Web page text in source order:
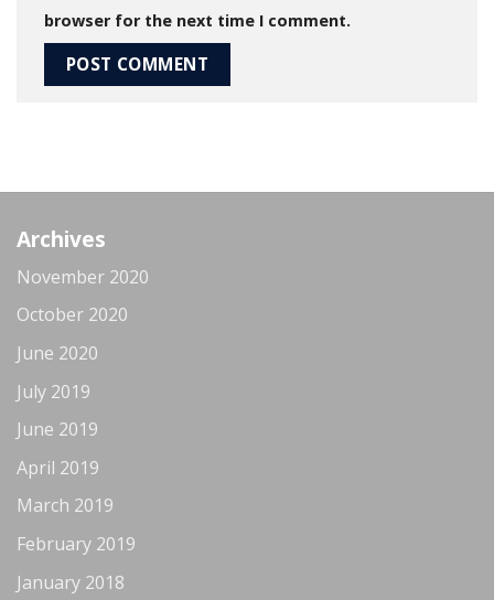
browser for the next time I comment.
Archives
November 2020
October 2020
June 2020
July 2019
June 2019
April 2019
March 2019
February 2019
January 2018